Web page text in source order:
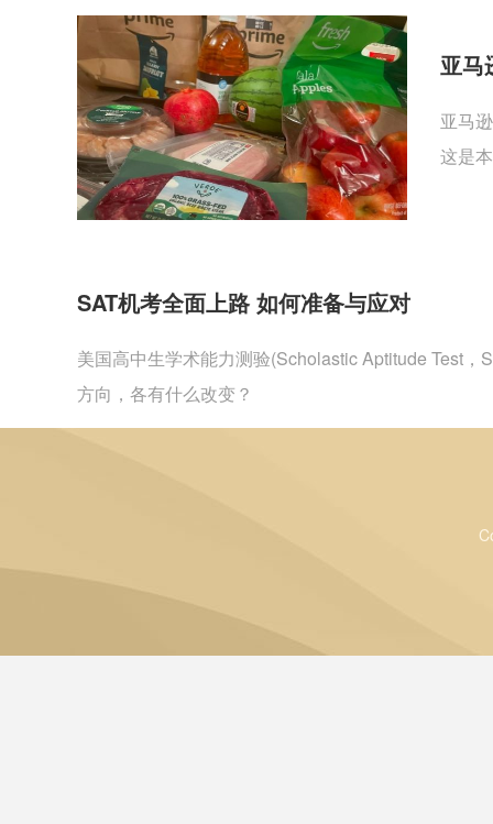
亚马
亚马
这是
SAT机考全面上路 如何准备与应对
美国高中生学术能力测验(Scholastic Aptitude Test
方向，各有什么改变？